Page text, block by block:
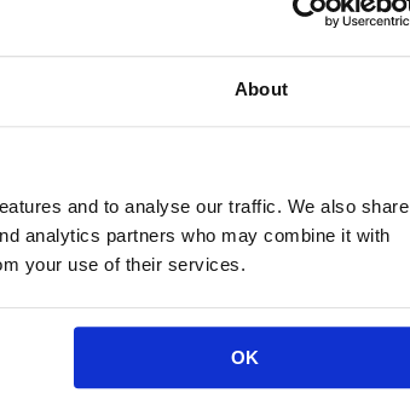
About
and to analyse our traffic. We also share
analytics partners who may combine it with
your use of their services.
OK
企業情報
拠点・関連会社